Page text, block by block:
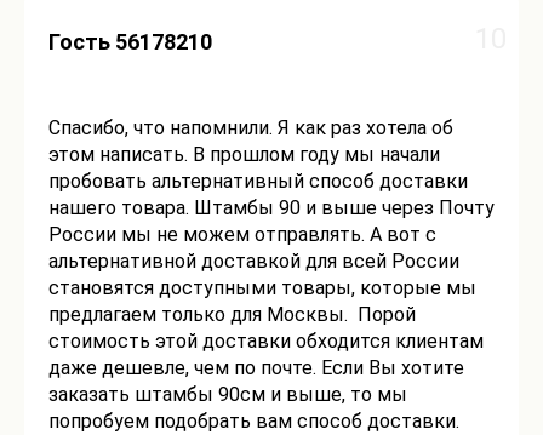
Гость 56178210
Спасибо, что напомнили. Я как раз хотела об
этом написать. В прошлом году мы начали
пробовать альтернативный способ доставки
нашего товара. Штамбы 90 и выше через Почту
России мы не можем отправлять. А вот с
альтернативной доставкой для всей России
становятся доступными товары, которые мы
предлагаем только для Москвы. Порой
стоимость этой доставки обходится клиентам
даже дешевле, чем по почте. Если Вы хотите
заказать штамбы 90см и выше, то мы
попробуем подобрать вам способ доставки.